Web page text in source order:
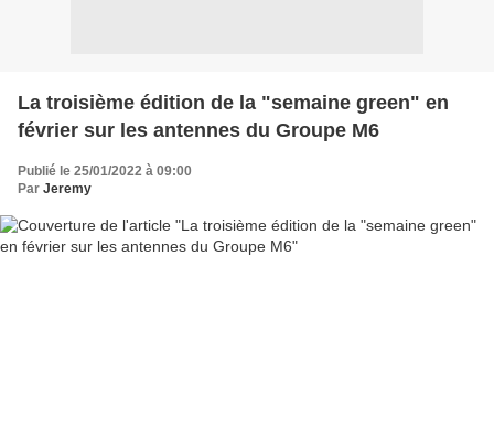
La troisième édition de la "semaine green" en
février sur les antennes du Groupe M6
Publié le 25/01/2022 à 09:00
Par Jeremy